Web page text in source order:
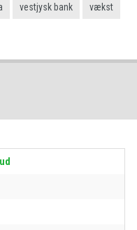
vestjysk bank vækst